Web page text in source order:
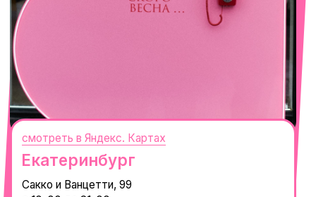
ул. Проспект Мира, 211 к2
Москва
смотреть в Яндекс.Картах